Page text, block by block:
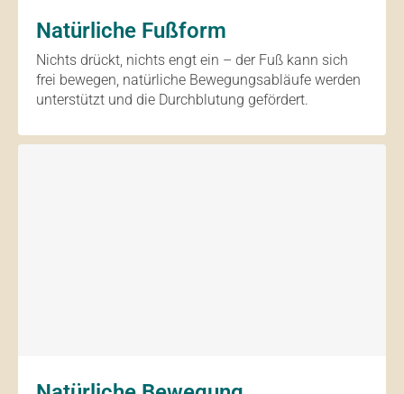
Natürliche Fußform
Nichts drückt, nichts engt ein – der Fuß kann sich
frei bewegen, natürliche Bewegungsabläufe werden
unterstützt und die Durchblutung gefördert.